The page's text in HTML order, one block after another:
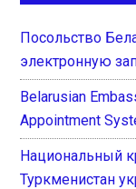
Посольство
электронную
Belarusian
Appointment
Национальный
Туркменистан